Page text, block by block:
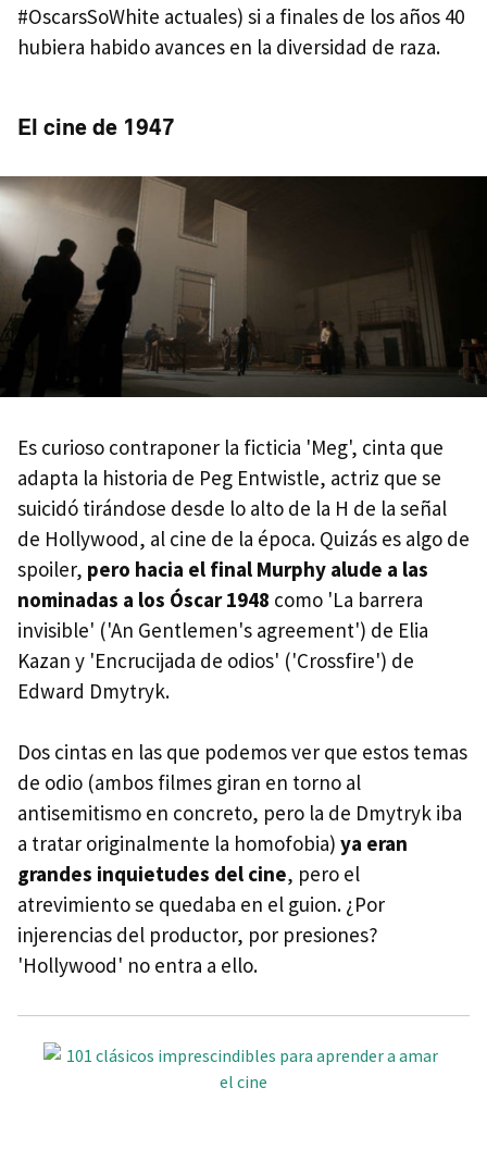
#OscarsSoWhite actuales) si a finales de los años 40
hubiera habido avances en la diversidad de raza.
El cine de 1947
Es curioso contraponer la ficticia 'Meg', cinta que
adapta la historia de Peg Entwistle, actriz que se
suicidó tirándose desde lo alto de la H de la señal
de Hollywood, al cine de la época. Quizás es algo de
spoiler, pero hacia el final Murphy alude a las
nominadas a los Óscar 1948 como 'La barrera
invisible' ('An Gentlemen's agreement') de Elia
Kazan y 'Encrucijada de odios' ('Crossfire') de
Edward Dmytryk.
Dos cintas en las que podemos ver que estos temas
de odio (ambos filmes giran en torno al
antisemitismo en concreto, pero la de Dmytryk iba
a tratar originalmente la homofobia) ya eran
grandes inquietudes del cine, pero el
atrevimiento se quedaba en el guion. ¿Por
injerencias del productor, por presiones?
'Hollywood' no entra a ello.